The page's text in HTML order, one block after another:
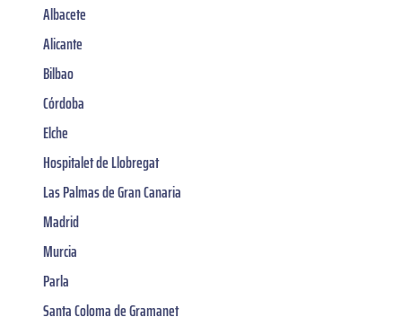
Albacete
Alicante
Bilbao
Córdoba
Elche
Hospitalet de Llobregat
Las Palmas de Gran Canaria
Madrid
Murcia
Parla
Santa Coloma de Gramanet